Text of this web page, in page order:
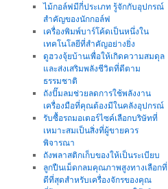
ไม้กอล์ฟมีกี่ประเภท รู้จักกับอุปกรณ์
สำคัญของนักกอล์ฟ
เครื่องพิมพ์บาร์โค้ดเป็นหนึ่งใน
เทคโนโลยีที่สำคัญอย่างยิ่ง
ดูฮวงจุ้ยบ้านเพื่อให้เกิดความสมดุล
และส่งเสริมพลังชีวิตที่ดีตาม
ธรรมชาติ
ถังปั๊มลมช่วยลดการใช้พลังงาน
เครื่องมือที่คุณต้องมีในคลังอุปกรณ์
รับซื้อรถมอเตอร์ไซค์เลือกบริษัทที่
เหมาะสมเป็นสิ่งที่ผู้ขายควร
พิจารณา
ถังพลาสติกเก็บของให้เป็นระเบียบ
ลูกปืนเม็ดกลมคุณภาพสูงทางเลือกที่
ดีที่สุดสำหรับเครื่องจักรของคุณ